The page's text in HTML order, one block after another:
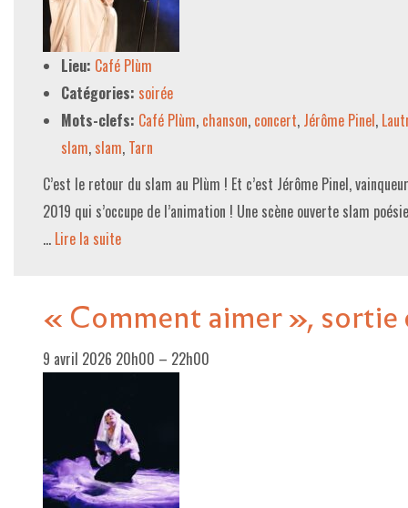
LE PROJET DE TERRITOIRE
LE CAFÉ/RESTO
LES FORMULES
LA CARTE
NOS FOURNISSEUR·EUSE·S
LA LIBRAIRIE
LES EXPOSITIONS
INFOS & ACCESSIBILITÉ
Lieu: Café Plùm
Catégories: soirée
Mots-clefs: Café Plùm, chanson, concert, Jérôme Pinel,
slam, slam, Tarn
C’est le retour du slam au Plùm ! Et c’est Jérôme Pinel,
2019 qui s’occupe de l’animation ! Une scène ouverte slam
… Lire la suite­­
« Comment aimer », sortie
9 avril 2026 20h00 – 22h00